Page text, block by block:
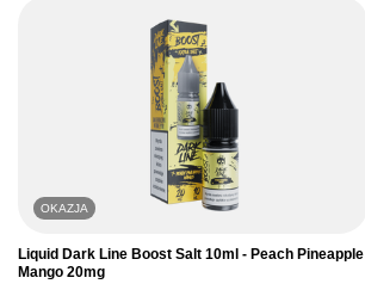
OKAZJA
Liquid Dark Line Boost Salt 10ml - Peach Pineapple
Mango 20mg